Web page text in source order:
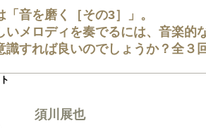
音を磨く［その3］」。
いメロディを奏でるには、音楽的
識すれば良いのでしょうか？全３
須川展也